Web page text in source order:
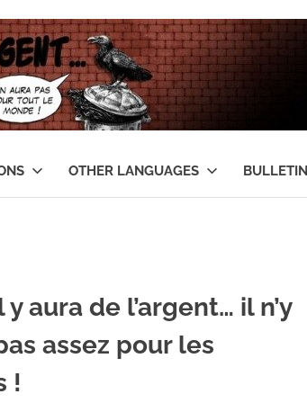
OTHER LANGUAGES
y aura de l’argent… il n’y
assez pour les
!